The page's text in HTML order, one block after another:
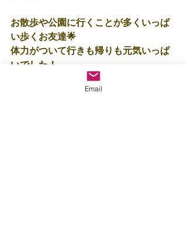
お散歩や公園に行くことが多くいっぱ
い歩くお友達🌟
体力がついて行きも帰りも元気いっぱ
いでした！
明日も晴れて元気な姿を見れますよう
Email